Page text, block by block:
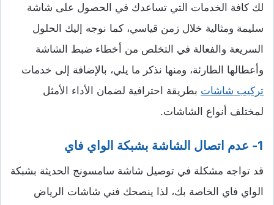
لك كافة الخدمات التي تساعدك في الحصول على شاشة
سليمة ومثالية خلال زمن قياسي، كما نوجه إليك الحلول
السريعة والفعالة في التخلص من أخطاء ضبط الشاشة
وأعطالها الطارئة، ومنها نذكر ما يلي، بالإضافة إلى خدمات
تركيب شاشات بطريقة احترافية لضمان الأداء الأمثل
لمختلف أنواع الشاشات.
1- عدم اتصال الشاشة بشبكة الواي فاي
قد تواجه مشكلة في توصيل شاشة سامسونج الحديثة بشبكة
الواي فاي الخاصة بك، لذا ينصحك فني شاشات الرياض